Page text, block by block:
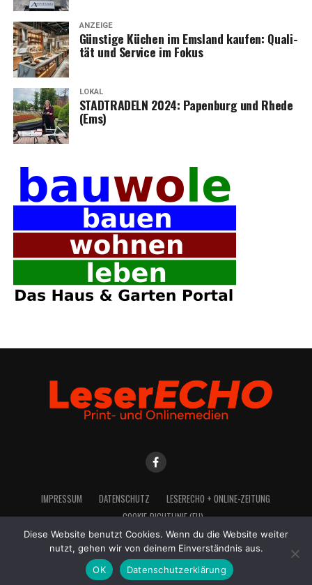
ANZEIGE
Güns­ti­ge Küchen im Ems­land kau­fen: Qua­li­
tät und Ser­vice im Fokus
LOKAL
STADTRADELN 2024: Papen­burg und Rhe­de
(Ems)
IMPRES­SUM DATEN­SCHUTZ
LESE­R­ECHO + ONLINE-ZEITUNG
COO­KIE-RICH­T­­LI­­NIE (EU)
2021 LeserEcho Verlag
Diese Website benutzt Cookies. Wenn du die Website weiter
nutzt, gehen wir von deinem Einverständnis aus.
OK
Datenschutzerklärung